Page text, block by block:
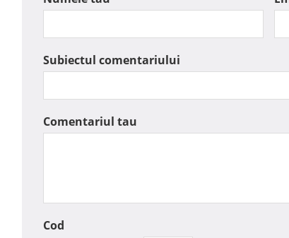
Subiectul comentariului
Comentariul tau
Cod